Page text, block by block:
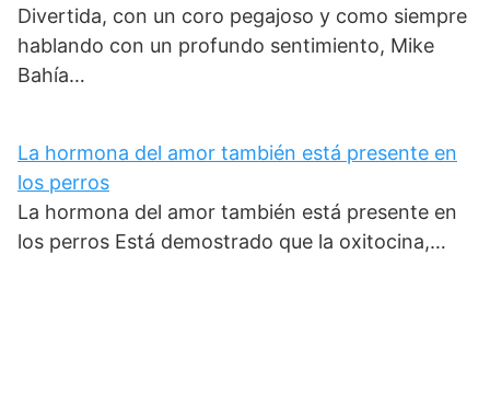
Divertida, con un coro pegajoso y como siempre
hablando con un profundo sentimiento, Mike
Bahía…
La hormona del amor también está presente en
los perros
La hormona del amor también está presente en
los perros Está demostrado que la oxitocina,…